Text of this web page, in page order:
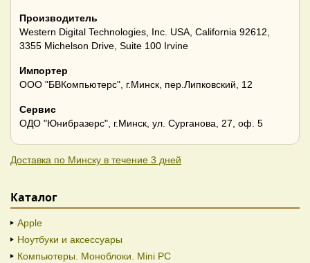
Производитель
Western Digital Technologies, Inc. USA, California 92612,
3355 Michelson Drive, Suite 100 Irvine
Импортер
ООО "БВКомпьютерс", г.Минск, пер.Липковский, 12
Сервис
ОДО "Юнибразерс", г.Минск, ул. Сурганова, 27, оф. 5
Доставка по Минску в течение 3 дней
Каталог
Apple
Ноутбуки и аксессуары
Компьютеры. Моноблоки. Mini PC